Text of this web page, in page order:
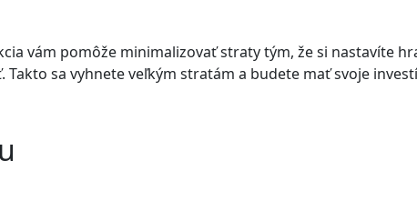
vám pomôže minimalizovať straty tým, že si nastavíte
Takto sa vyhnete veľkým stratám a budete mať svoje